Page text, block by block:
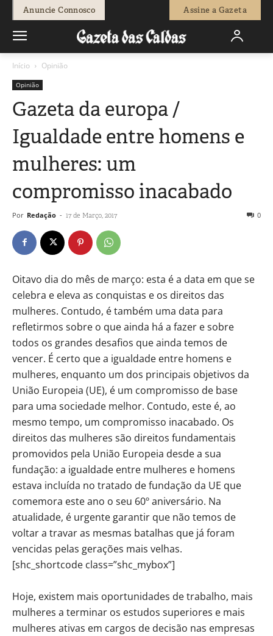
Anuncie Connosco Assine a Gazeta
Início Opinião
Opinião
Gazeta da europa /
Igualdade entre homens e
mulheres: um
compromisso inacabado
Por Redação - 17 de Março, 2017 0
Oitavo dia do mês de março: esta é a data em que se
celebra e eleva as conquistas e os direitos das
mulheres. Contudo, é também uma data para
refletirmos sobre o que ainda há a fazer e sobre
todos os grandes desafios que ainda temos de
vencer. É certo que a igualdade entre homens e
mulheres, enquanto um dos principais objetivos da
União Europeia (UE), é um compromisso de base
para uma sociedade melhor. Contudo, este é, ao
mesmo tempo, um compromisso inacabado. Os
direitos das mulheres são direitos fundamentais
promovidos pela União Europeia desde a sua
fundação: a igualdade entre mulheres e homens
estava incluída no tratado de fundação da UE que
comemora este ano o seu 60º aniversário. Na
atualidade, é urgente garantir que não temos de
voltar a travar as mesmas batalhas que já foram
vencidas pelas gerações mais velhas.
[shc_shortcode class=”shc_mybox”]
Hoje, existem mais oportunidades de trabalho, mais
mulheres a terminar os estudos superiores e mais
mulheres ativas em cargos de decisão nas empresas